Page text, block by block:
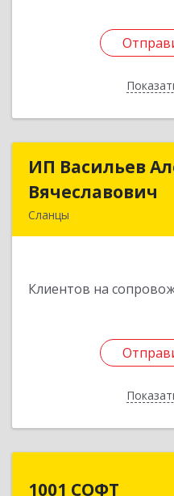
ИП Васильев
Вячеславович
Сланцы
Клиентов на
ИП
1001 СОФТ